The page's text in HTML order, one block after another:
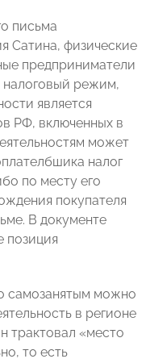
письма
Сатина, физические
предприниматели
налоговый режим,
является
РФ, включенных в
может
налог
по месту его
покупателя
В документе
позиция
самозанятым можно
в регионе
трактовал «место
то есть